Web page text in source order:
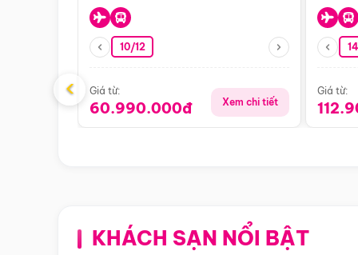
10/12
Giá từ:
60.990.000đ Xem chi tiết
Giá từ:
‹
KHÁCH SẠN NỔI BẬT